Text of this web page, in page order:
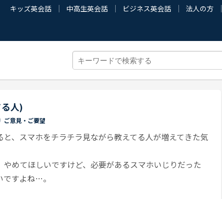
キッズ英会話 中高生英会話 ビジネス英会話 法人の方
人)
ご意見・ご要望
、スマホをチラチラ見ながら教えてる人が増えてきた気
めてほしいですけど、必要があるスマホいじりだった
すよね…。